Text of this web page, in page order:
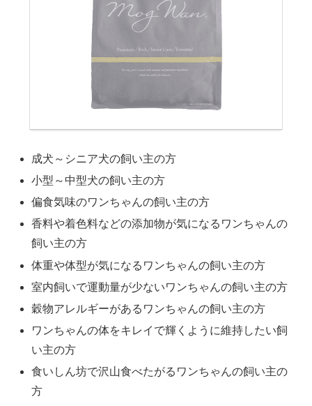
成犬～シニア犬の飼い主の方
小型～中型犬の飼い主の方
偏食気味のワンちゃんの飼い主の方
香料や着色料などの添加物が気になるワンちゃんの
飼い主の方
体重や体型が気になるワンちゃんの飼い主の方
室内飼いで運動量が少ないワンちゃんの飼い主の方
穀物アレルギーがあるワンちゃんの飼い主の方
ワンちゃんの体をキレイで輝くように維持したい飼
い主の方
食いしん坊で沢山食べたがるワンちゃんの飼い主の
方